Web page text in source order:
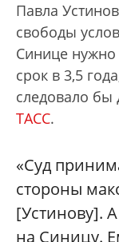
Павла
свободы
Синице
срок в 3,5
следовало бы
ТАСС.
«Суд
стороны
[Устинову].
на Синицу.